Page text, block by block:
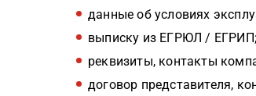
данные об условиях
выписку из ЕГРЮЛ / ЕГРИП;
реквизиты, контакты
договор представителя,